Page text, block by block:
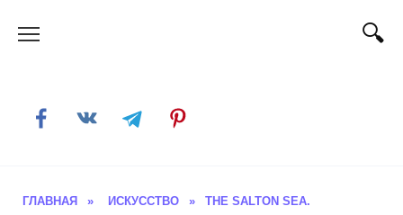
ГЛАВНАЯ » ИСКУССТВО » THE SALTON SEA.